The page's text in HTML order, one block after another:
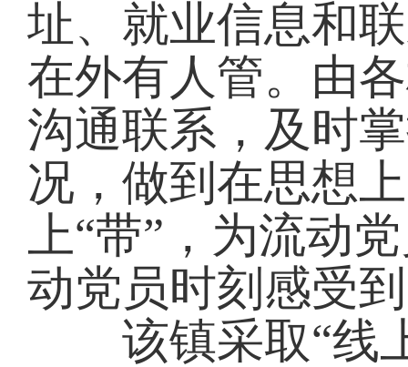
址、就业信息和
在外有人管。由
沟通联系，及时
况，做到在思想
上“带”，为流动
动党员时刻感受
该镇采取“线上